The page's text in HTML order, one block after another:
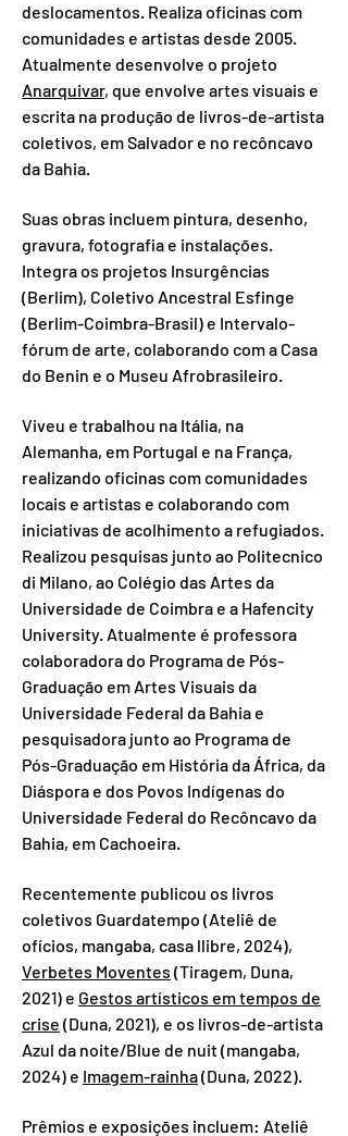
deslocamentos. Realiza oficinas com
comunidades e artistas desde 2005.
Atualmente desenvolve o projeto
Anarquivar, que envolve artes visuais e
escrita na produção de livros-de-artista
coletivos, em Salvador e no recôncavo
da Bahia.
Suas obras incluem pintura, desenho,
gravura, fotografia e instalações.
Integra os projetos Insurgências
(Berlim), Coletivo Ancestral Esfinge
(Berlim-Coimbra-Brasil) e Intervalo-
fórum de arte, colaborando com a Casa
do Benin e o Museu Afrobrasileiro.
Viveu e trabalhou na Itália, na
Alemanha, em Portugal e na França,
realizando oficinas com comunidades
locais e artistas e colaborando com
iniciativas de acolhimento a refugiados.
Realizou pesquisas junto ao Politecnico
di Milano, ao Colégio das Artes da
Universidade de Coimbra e a Hafencity
University. Atualmente é professora
colaboradora do Programa de Pós-
Graduação em Artes Visuais da
Universidade Federal da Bahia e
pesquisadora junto ao Programa de
Pós-Graduação em História da África, da
Diáspora e dos Povos Indígenas do
Universidade Federal do Recôncavo da
Bahia, em Cachoeira.
Recentemente publicou os livros
coletivos Guardatempo (Ateliê de
ofícios, mangaba, casa llibre, 2024),
Verbetes Moventes (Tiragem, Duna,
2021) e Gestos artísticos em tempos de
crise (Duna, 2021), e os livros-de-artista
Azul da noite/Blue de nuit (mangaba,
2024) e Imagem-rainha(Duna, 2022).
Prêmios e exposições incluem: Ateliê